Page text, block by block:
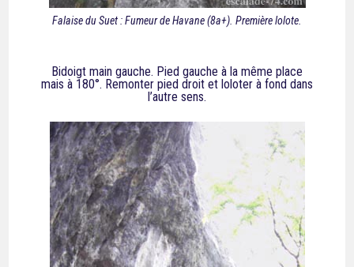
Falaise du Suet : Fumeur de Havane (8a+). Première lolote.
Bidoigt main gauche. Pied gauche à la même place
mais à 180°. Remonter pied droit et loloter à fond dans
l’autre sens.